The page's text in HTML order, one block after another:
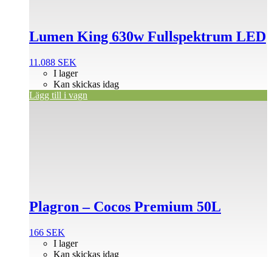
Lumen King 630w Fullspektrum LED
11.088 SEK
I lager
Kan skickas idag
Lägg till i vagn
Plagron – Cocos Premium 50L
166 SEK
I lager
Kan skickas idag